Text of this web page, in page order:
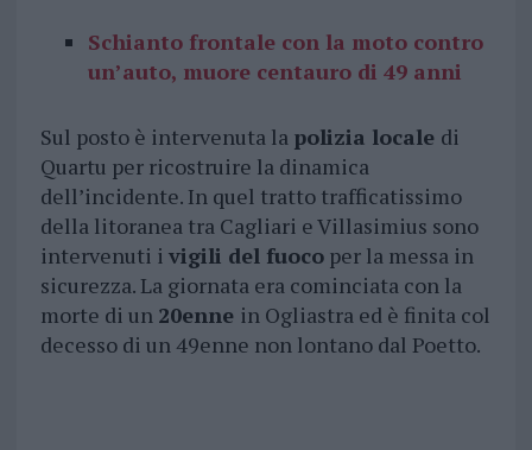
Schianto frontale con la moto contro
un’auto, muore centauro di 49 anni
Sul posto è intervenuta la polizia locale di
Quartu per ricostruire la dinamica
dell’incidente. In quel tratto trafficatissimo
della litoranea tra Cagliari e Villasimius sono
intervenuti i vigili del fuocoper la messa in
sicurezza. La giornata era cominciata con la
morte di un 20enne in Ogliastra ed è finita col
decesso di un 49enne non lontano dal Poetto.